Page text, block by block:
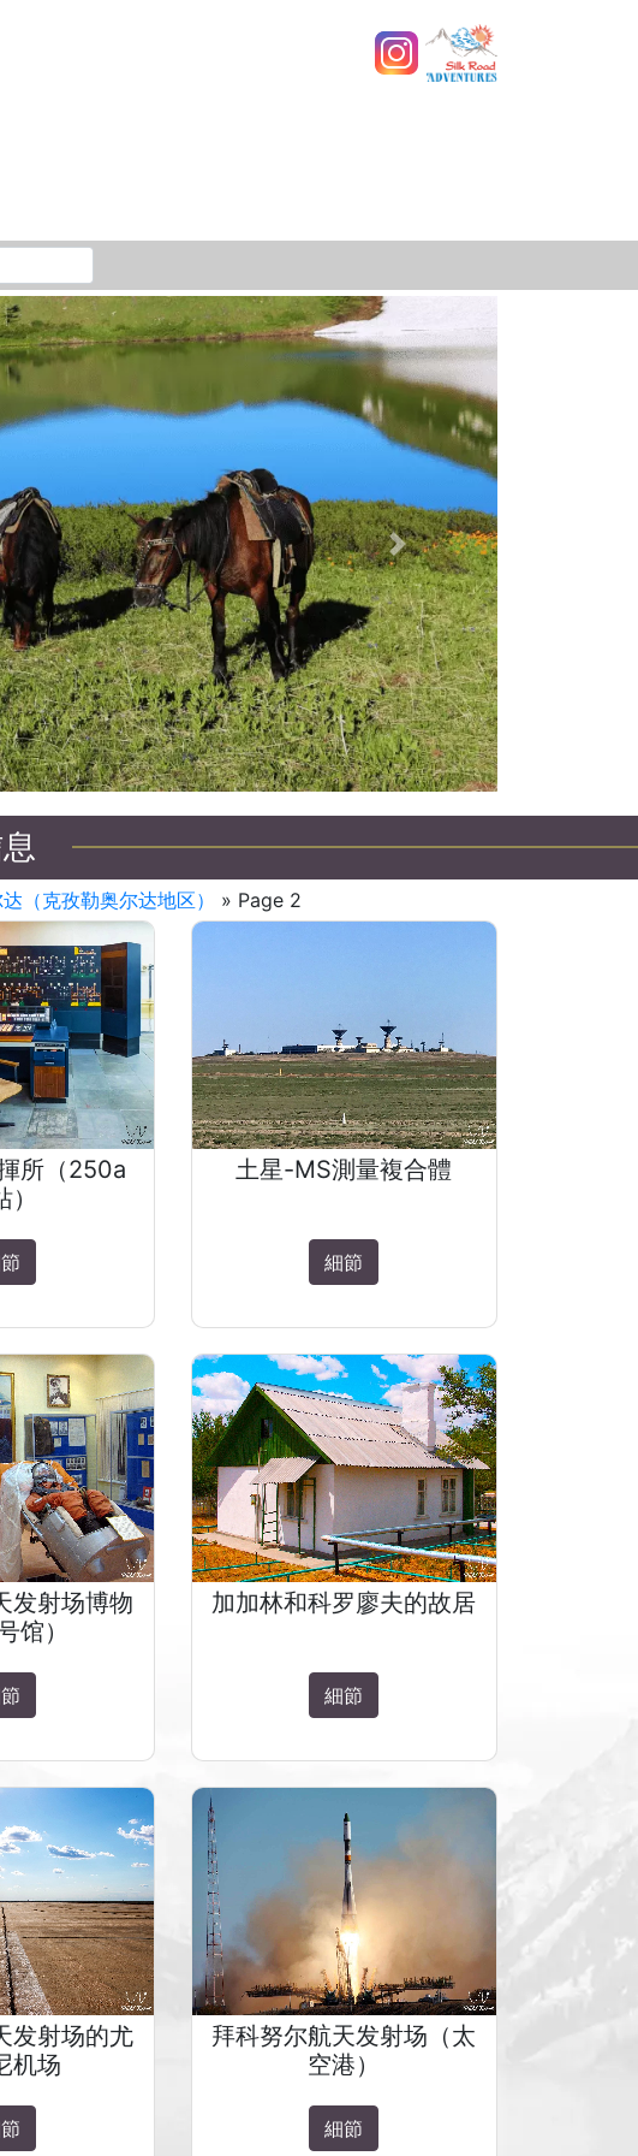
哈萨克斯坦吉普车之旅
下一個
（克孜勒奥尔达地区） » Page 2
所（250a
土星-MS測量複合體
細節
发射场博物
馆）
加加林和科罗廖夫的故居
細節
发射场的尤
机场
拜科努尔航天发射场（太
空港）
細節